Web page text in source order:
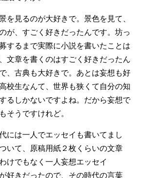
を見るのが大好きで。景色を見て、
が、すごく好きだったんです。坊っ
するまで実際に小説を書いたことは
文章を書くのはすごく好きだったん
、古典も大好きで。あとは妄想も好
校生なんて、世界も狭くて自分の知
るしかないですよね。だから妄想で
そうですけれど。
には一人でエッセイも書いてまし
いて、原稿用紙２枚くらいの文章
けでもなく一人妄想エッセイ
好きだったので、その時代の言葉